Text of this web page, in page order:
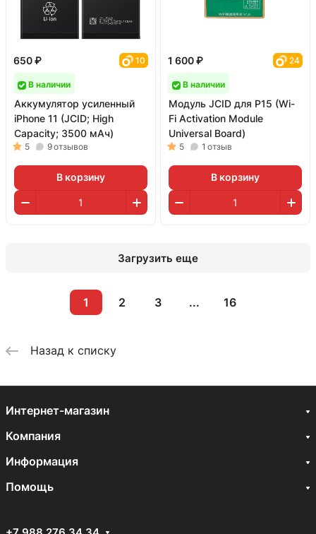
650 ₽ 10
В наличии
Аккумулятор усиленный
iPhone 11 (JCID; High
Capacity; 3500 мАч)
5 9отзывов
В корзину
1 600 ₽ 24
В наличии
Модуль JCID для P15 (Wi-
Fi Activation Module
Universal Board)
5 1 отзыв
В корзину
Загрузить еще
1 2 3 ... 16
Назад к списку
Интернет-магазин
Компания
Информация
Помощь